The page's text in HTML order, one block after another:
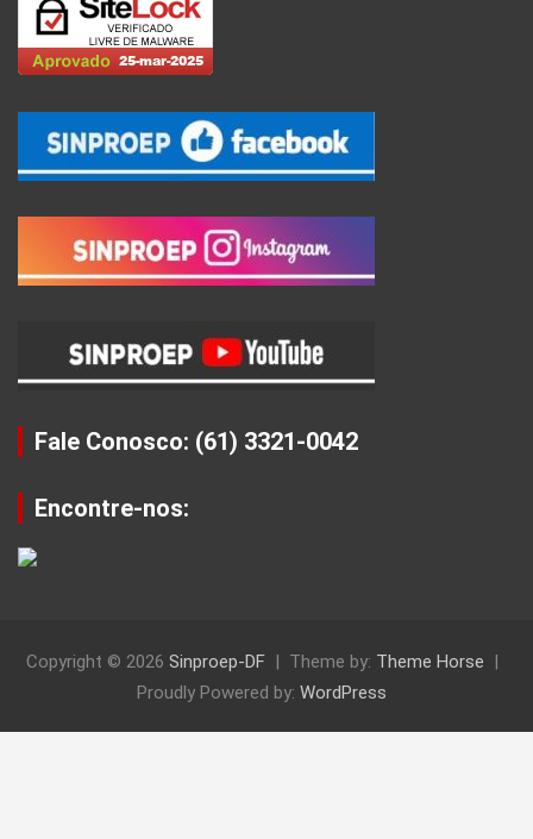
Fale Conosco: (61) 3321-0042
Encontre-nos:
Copyright © 2026 Sinproep-DF Theme by: Theme Horse
Proudly Powered by: WordPress